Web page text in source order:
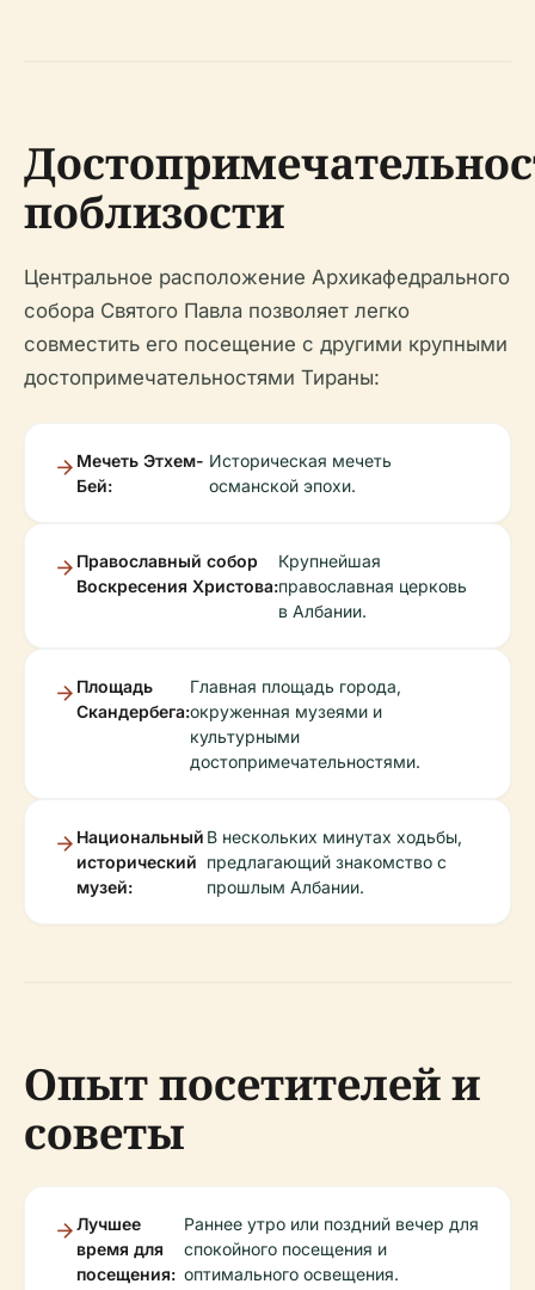
поблизости
Центральное расположение Архикафедрального
собора Святого Павла позволяет легко
совместить его посещение с другими крупными
достопримечательностями Тираны:
Мечеть Этхем-
Бей:
Историческая мечеть
османской эпохи.
Православный собор
Воскресения Христова:
Крупнейшая
православная церковь
в Албании.
Площадь
Скандербега:
Главная площадь города,
окруженная музеями и
культурными
достопримечательностями.
Национальный
исторический
музей:
В нескольких минутах ходьбы,
предлагающий знакомство с
прошлым Албании.
Опыт посетителей и
советы
Лучшее
время для
посещения:
Раннее утро или поздний вечер для
спокойного посещения и
оптимального освещения.